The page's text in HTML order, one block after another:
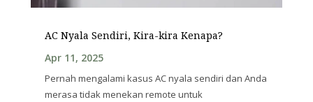
AC Nyala Sendiri, Kira-kira Kenapa?
Apr 11, 2025
Pernah mengalami kasus AC nyala sendiri dan Anda
merasa tidak menekan remote untuk